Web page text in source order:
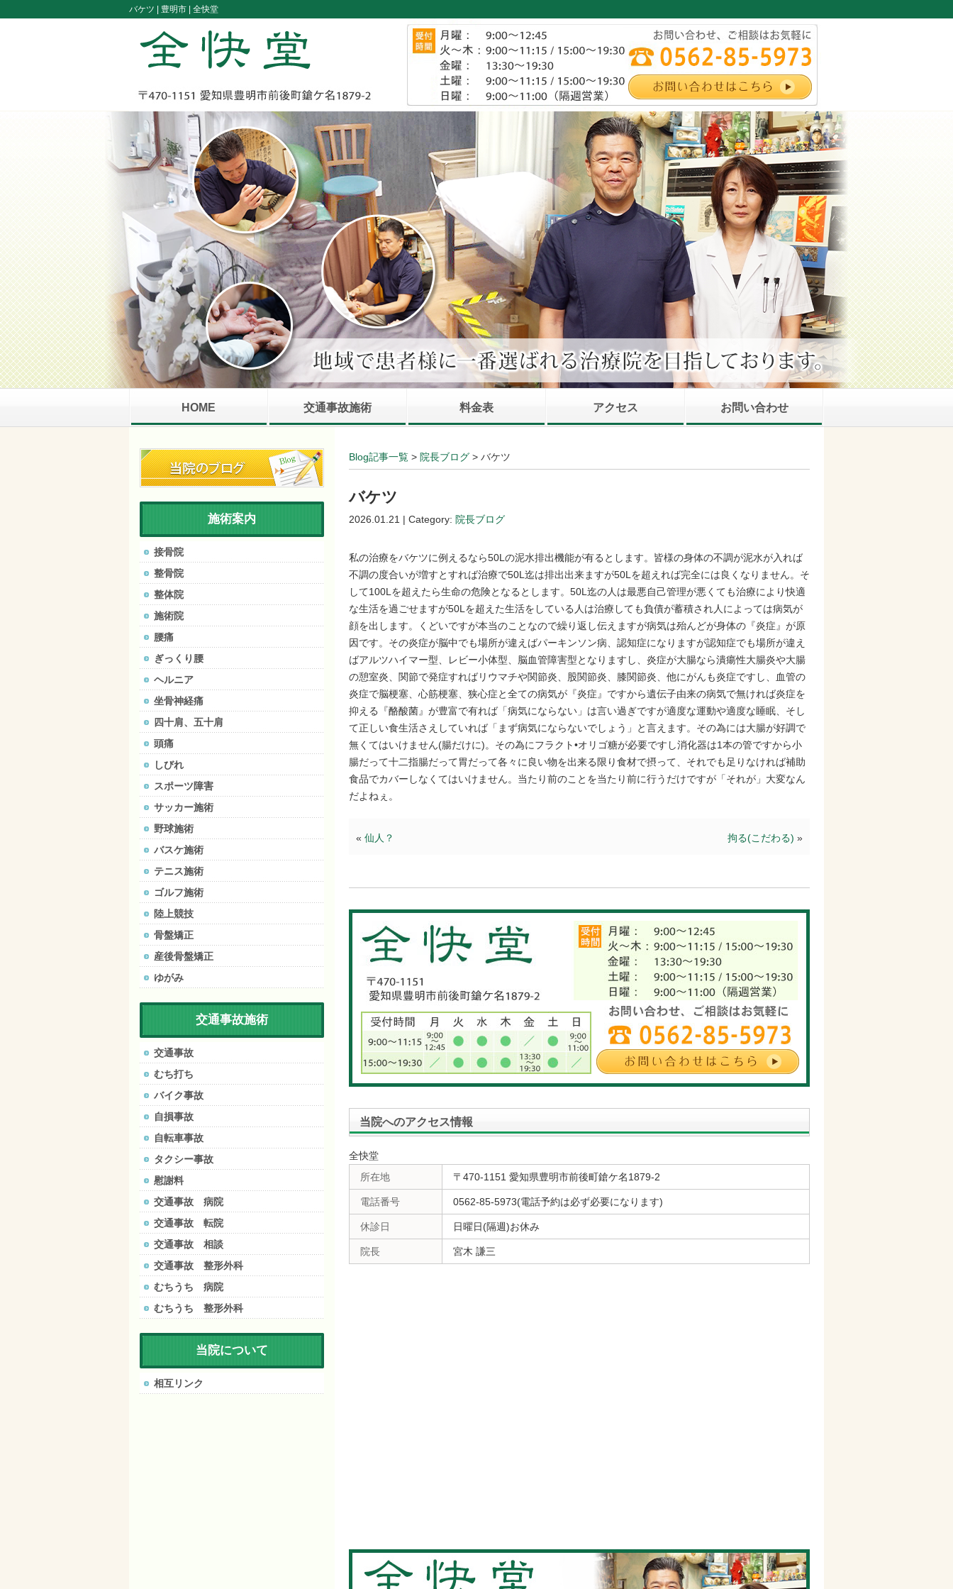
バケツ | 豊明市 | 全快堂
HOME 交通事故施術 料金表 アクセス お問い合わせ
Blog記事一覧 > 院長ブログ > バケツ
バケツ
2026.01.21 | Category: 院長ブログ
私の治療をバケツに例えるなら50Lの泥水排出機能が有るとします。皆様の身体の不調が泥水が入れば
不調の度合いが増すとすれば治療で50L迄は排出出来ますが50Lを超えれば完全には良くなりません。そ
して100Lを超えたら生命の危険となるとします。50L迄の人は最悪自己管理が悪くても治療により快適
な生活を過ごせますが50Lを超えた生活をしている人は治療しても負債が蓄積され人によっては病気が
顔を出します。くどいですが本当のことなので繰り返し伝えますが病気は殆んどが身体の『炎症』が原
因です。その炎症が脳中でも場所が違えばパーキンソン病、認知症になりますが認知症でも場所が違え
ばアルツハイマー型、レビー小体型、脳血管障害型となりますし、炎症が大腸なら潰瘍性大腸炎や大腸
の憩室炎、関節で発症すればリウマチや関節炎、股関節炎、膝関節炎、他にがんも炎症ですし、血管の
炎症で脳梗塞、心筋梗塞、狭心症と全ての病気が『炎症』ですから遺伝子由来の病気で無ければ炎症を
抑える『酪酸菌』が豊富で有れば「病気にならない」は言い過ぎですが適度な運動や適度な睡眠、そし
て正しい食生活さえしていれば「まず病気にならないでしょう」と言えます。その為には大腸が好調で
無くてはいけません(腸だけに)。その為にフラクト•オリゴ糖が必要ですし消化器は1本の管ですから小
腸だって十二指腸だって胃だって各々に良い物を出来る限り食材で摂って、それでも足りなければ補助
食品でカバーしなくてはいけません。当たり前のことを当たり前に行うだけですが「それが」大変なん
だよねぇ。
拘る(こだわる) »
« 仙人？
当院へのアクセス情報
全快堂
所在地
〒470-1151 愛知県豊明市前後町鎗ケ名1879-2
電話番号 0562-85-5973(電話予約は必ず必要になります)
休診日 日曜日(隔週)お休み
院長 宮木 謙三
施術案内
接骨院
整骨院
整体院
施術院
腰痛
ぎっくり腰
ヘルニア
坐骨神経痛
四十肩、五十肩
頭痛
しびれ
スポーツ障害
サッカー施術
野球施術
バスケ施術
テニス施術
ゴルフ施術
陸上競技
骨盤矯正
産後骨盤矯正
ゆがみ
交通事故施術
交通事故
むち打ち
バイク事故
自損事故
自転車事故
タクシー事故
慰謝料
交通事故 病院
交通事故 転院
交通事故 相談
交通事故 整形外科
むちうち 病院
むちうち 整形外科
当院について
相互リンク